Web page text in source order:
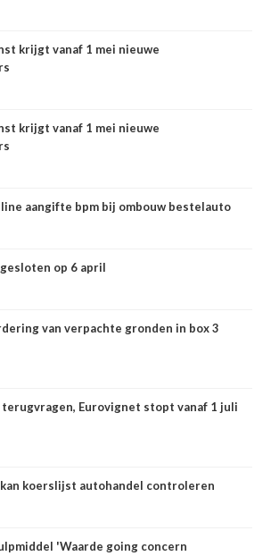
krijgt vanaf 1 mei nieuwe
krijgt vanaf 1 mei nieuwe
aangifte bpm bij ombouw bestelauto
op 6 april
van verpachte gronden in box 3
terugvragen, Eurovignet stopt vanaf 1 juli
koerslijst autohandel controleren
'Waarde going concern